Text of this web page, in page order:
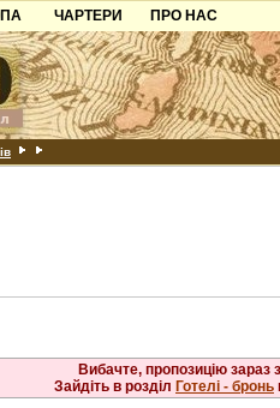
ЧАРТЕРИ
ПРО НАС
Контакти
Партнерам
Додати готель
Вибачте, пропозицію зараз
Зайдіть в розділ Готелі - бронь
Айя
Алупка
Алушта
Гурзуф
Ласпі
Місхор